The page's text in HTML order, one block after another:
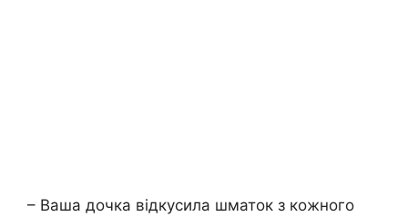
– Ваша дочка відкусила шматок з кожного